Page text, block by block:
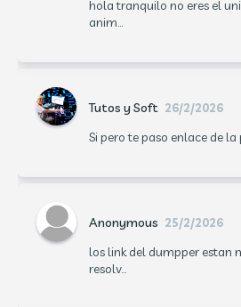
hola tranquilo no eres el
anim...
Tutos y Soft 26/2/2026
Si pero te paso enlace de
Anonymous 25/2/2026
los link del dumpper estan
resolv...